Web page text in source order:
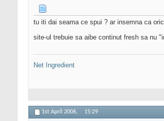
tu iti dai seama ce spui ? ar insemna ca
site-ul trebuie sa aibe continut fresh sa nu
Net Ingredient
1st April 2006, 15:29